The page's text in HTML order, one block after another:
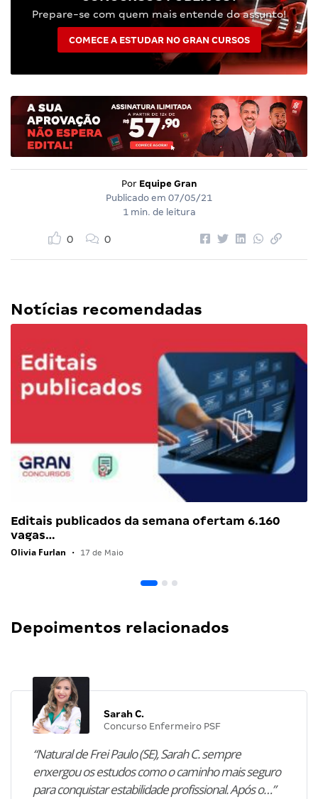
Prepare-se com quem mais entende do assunto!
COMECE A ESTUDAR NO GRAN CURSOS
Por Equipe Gran
Publicado em 07/05/21
1 min. de leitura
0 0
Notícias recomendadas
Editais publicados da semana ofertam 6.160
vagas…
Olivia Furlan • 17 de Maio
Depoimentos relacionados
Sarah C.
Concurso Enfermeiro PSF
“Natural de Frei Paulo (SE), Sarah C. sempre
enxergou os estudos como o caminho mais seguro
para conquistar estabilidade profissional. Após o…”